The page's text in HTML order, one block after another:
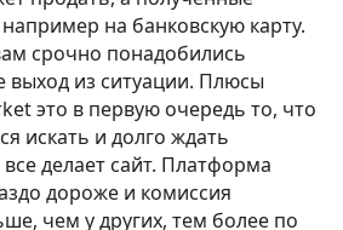
на банковскую карту.
срочно понадобились
выход из ситуации. Плюсы
это в первую очередь то, что
искать и долго ждать
все делает сайт. Платформа
дороже и комиссия
чем у других, тем более по